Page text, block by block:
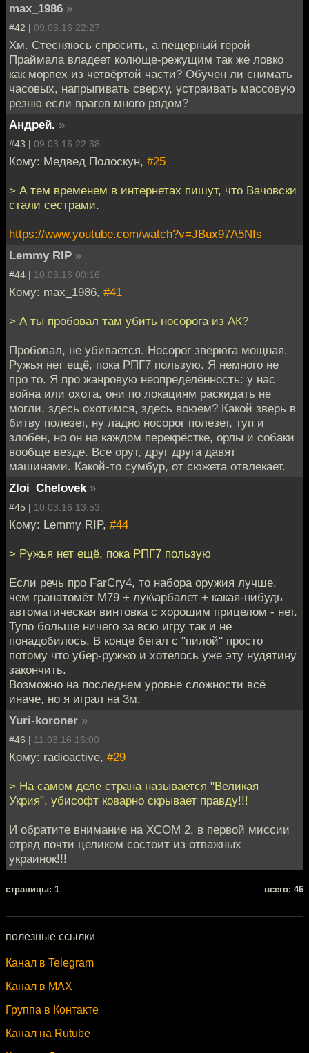
max_1986 »
#42 | 09.03.16 22:27
Хм. Стесняюсь спросить, а пещерный герой
Праймала владеет колюще-режущим так же ловко
как морпех из четвёртой части? Обучен ли снимать
часовых, напрыгивать сверху, устраивать массовую
резню если врагов много рядом?
Андрей. »
#43 | 09.03.16 22:38
Кому: Медвед Полоскун, #25
> А тем временем в интернетах пишут, что Вачовски
стали сестрами.
https://www.youtube.com/watch?v=JBux97A5NIs
Lemmy RIP »
#44 | 10.03.16 00:16
Кому: max_1986, #41
> А ты пробовал там убить носорога из АК?
Пробовал, не убивается. Носорог зверюга мощная.
Ружья нет ещё, пока РПГ7 пользую. Я немного не
про то. Я про жанровую неопределённость: у нас
война или охота, они по локациям раскидать не
могли, здесь охотимся, здесь воюем? Какой зверь в
битву полезет, ну ладно носорог полезет, туп и
злобен, но он на каждом перекрёстке, орлы и собаки
вообще везде. Все орут, друг друга давят
машинами. Какой-то сумбур, от сюжета отвлекает.
Zloi_Chelovek »
#45 | 10.03.16 13:53
Кому: Lemmy RIP, #44
> Ружья нет ещё, пока РПГ7 пользую
Если речь про FarCry4, то набора оружия лучше,
чем гранатомёт М79 + лук\арбалет + какая-нибудь
автоматическая винтовка с хорошим прицелом - нет.
Тупо больше ничего за всю игру так и не
понадобилось. В конце бегал с "пилой" просто
потому что убер-ружжо и хотелось уже эту нудятину
закончить.
Возможно на последнем уровне сложности всё
иначе, но я играл на 3м.
Yuri-koroner »
#46 | 11.03.16 16:00
Кому: radioactive, #29
> На самом деле страна называется "Великая
Укрия", убисофт коварно скрывает правду!!!
И обратите внимание на XCOM 2, в первой миссии
отряд почти целиком состоит из отважных
украинок!!!
cтраницы: 1 всего: 46
полезные ссылки
Канал в Telegram
Канал в MAX
Группа в Контакте
Канал на Rutube